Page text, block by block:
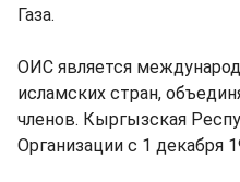
Газа.
ОИС является
исламских стран,
членов. Кыргызская
Организации с 1 декабря